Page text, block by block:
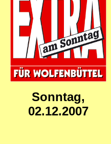
Sonntag,
02.12.2007